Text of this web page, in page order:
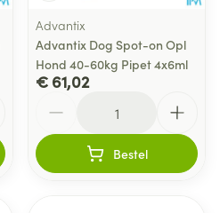
Advantix
Advantix Dog Spot-on Opl
Hond 40-60kg Pipet 4x6ml
€ 61,02
Bestel